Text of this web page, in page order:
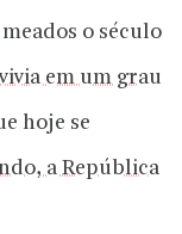
o século
em um grau
hoje se
a República